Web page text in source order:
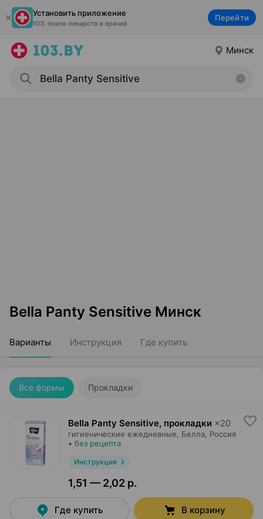
Установить приложение
103: поиск лекарств и врачей
Перейти
Минск
Bella Panty Sensitive Минск
Варианты Инструкция Где купить
Все формы Прокладки
Bella Panty Sensitive, прокладки ×20
гигиенические ежедневные, Белла , Россия
• без рецепта
Инструкция
1,51 — 2,02 р.
Где купить В корзину